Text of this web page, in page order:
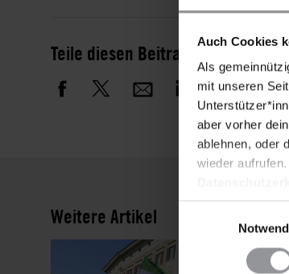
Auch Cookies
Als
mit unseren
aber vorher
ablehnen, oder
wieder aufrufen.
Teile diesen Beitrag
Weitere Artikel